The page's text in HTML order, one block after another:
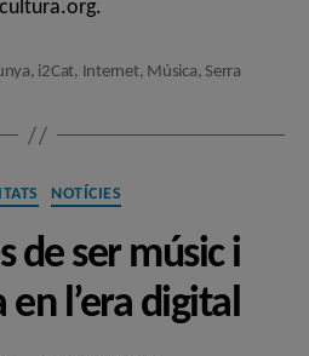
, i2Cat, Internet, Música, Serra
Categories
NOTÍCIES
de ser músic i
l’era digital